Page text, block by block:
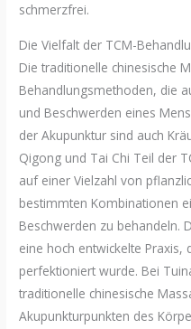
schmerzfrei.
Die Vielfalt der TCM-
Die traditionelle chinesische
Behandlungsmethoden, die
und Beschwerden eines
der Akupunktur sind auch
Qigong und Tai Chi Teil der
auf einer Vielzahl von
bestimmten Kombinationen
Beschwerden zu behandeln.
eine hoch entwickelte Praxis,
perfektioniert wurde. Bei
traditionelle chinesische
Akupunkturpunkten des